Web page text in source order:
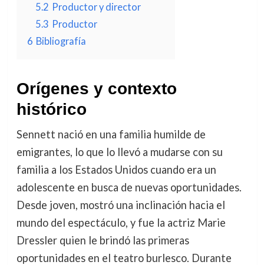
5.2 Productor y director
5.3 Productor
6 Bibliografía
Orígenes y contexto
histórico
Sennett nació en una familia humilde de
emigrantes, lo que lo llevó a mudarse con su
familia a los Estados Unidos cuando era un
adolescente en busca de nuevas oportunidades.
Desde joven, mostró una inclinación hacia el
mundo del espectáculo, y fue la actriz Marie
Dressler quien le brindó las primeras
oportunidades en el teatro burlesco. Durante